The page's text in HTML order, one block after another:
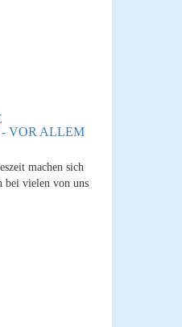
VOR ALLEM
machen sich
bei vielen von uns